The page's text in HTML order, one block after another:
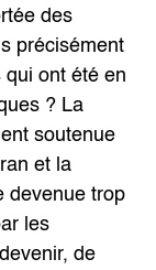
des
précisément
qui ont été en
? La
soutenue
et la
devenue trop
les
de